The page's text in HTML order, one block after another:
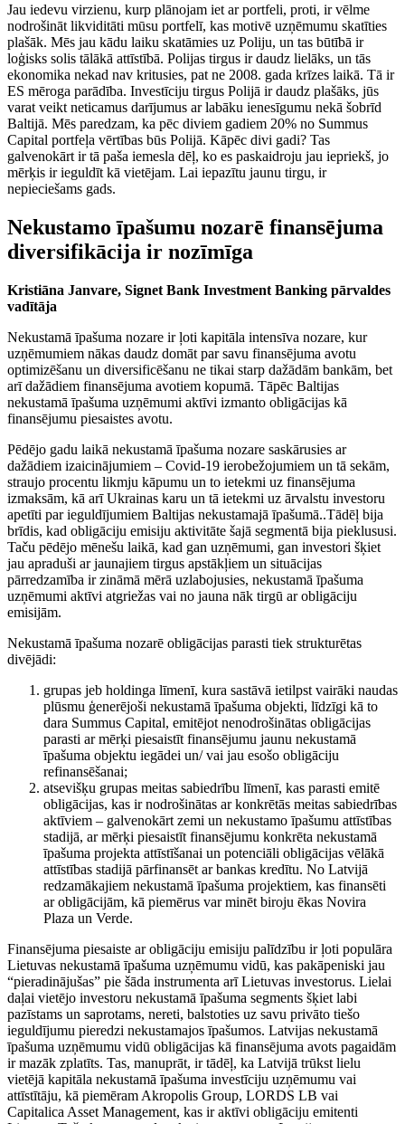
Jau iedevu virzienu, kurp plānojam iet ar portfeli, proti, ir vēlme
nodrošināt likviditāti mūsu portfelī, kas motivē uzņēmumu skatīties
plašāk. Mēs jau kādu laiku skatāmies uz Poliju, un tas būtībā ir
loģisks solis tālākā attīstībā. Polijas tirgus ir daudz lielāks, un tās
ekonomika nekad nav kritusies, pat ne 2008. gada krīzes laikā. Tā ir
ES mēroga parādība. Investīciju tirgus Polijā ir daudz plašāks, jūs
varat veikt neticamus darījumus ar labāku ienesīgumu nekā šobrīd
Baltijā. Mēs paredzam, ka pēc diviem gadiem 20% no Summus
Capital portfeļa vērtības būs Polijā. Kāpēc divi gadi? Tas
galvenokārt ir tā paša iemesla dēļ, ko es paskaidroju jau iepriekš, jo
mērķis ir ieguldīt kā vietējam. Lai iepazītu jaunu tirgu, ir
nepieciešams gads.
Nekustamo īpašumu nozarē finansējuma
diversifikācija ir nozīmīga
Kristiāna Janvare, Signet Bank Investment Banking pārvaldes
vadītāja
Nekustamā īpašuma nozare ir ļoti kapitāla intensīva nozare, kur
uzņēmumiem nākas daudz domāt par savu finansējuma avotu
optimizēšanu un diversificēšanu ne tikai starp dažādām bankām, bet
arī dažādiem finansējuma avotiem kopumā. Tāpēc Baltijas
nekustamā īpašuma uzņēmumi aktīvi izmanto obligācijas kā
finansējumu piesaistes avotu.
Pēdējo gadu laikā nekustamā īpašuma nozare saskārusies ar
dažādiem izaicinājumiem – Covid-19 ierobežojumiem un tā sekām,
straujo procentu likmju kāpumu un to ietekmi uz finansējuma
izmaksām, kā arī Ukrainas karu un tā ietekmi uz ārvalstu investoru
apetīti par ieguldījumiem Baltijas nekustamajā īpašumā..Tādēļ bija
brīdis, kad obligāciju emisiju aktivitāte šajā segmentā bija pieklususi.
Taču pēdējo mēnešu laikā, kad gan uzņēmumi, gan investori šķiet
jau apraduši ar jaunajiem tirgus apstākļiem un situācijas
pārredzamība ir zināmā mērā uzlabojusies, nekustamā īpašuma
uzņēmumi aktīvi atgriežas vai no jauna nāk tirgū ar obligāciju
emisijām.
Nekustamā īpašuma nozarē obligācijas parasti tiek strukturētas
divējādi:
grupas jeb holdinga līmenī, kura sastāvā ietilpst vairāki naudas
plūsmu ģenerējoši nekustamā īpašuma objekti, līdzīgi kā to
dara Summus Capital, emitējot nenodrošinātas obligācijas
parasti ar mērķi piesaistīt finansējumu jaunu nekustamā
īpašuma objektu iegādei un/ vai jau esošo obligāciju
refinansēšanai;
atsevišķu grupas meitas sabiedrību līmenī, kas parasti emitē
obligācijas, kas ir nodrošinātas ar konkrētās meitas sabiedrības
aktīviem – galvenokārt zemi un nekustamo īpašumu attīstības
stadijā, ar mērķi piesaistīt finansējumu konkrēta nekustamā
īpašuma projekta attīstīšanai un potenciāli obligācijas vēlākā
attīstības stadijā pārfinansēt ar bankas kredītu. No Latvijā
redzamākajiem nekustamā īpašuma projektiem, kas finansēti
ar obligācijām, kā piemērus var minēt biroju ēkas Novira
Plaza un Verde.
Finansējuma piesaiste ar obligāciju emisiju palīdzību ir ļoti populāra
Lietuvas nekustamā īpašuma uzņēmumu vidū, kas pakāpeniski jau
“pieradinājušas” pie šāda instrumenta arī Lietuvas investorus. Lielai
daļai vietējo investoru nekustamā īpašuma segments šķiet labi
pazīstams un saprotams, nereti, balstoties uz savu privāto tiešo
ieguldījumu pieredzi nekustamajos īpašumos. Latvijas nekustamā
īpašuma uzņēmumu vidū obligācijas kā finansējuma avots pagaidām
ir mazāk zplatīts. Tas, manuprāt, ir tādēļ, ka Latvijā trūkst lielu
vietējā kapitāla nekustamā īpašuma investīciju uzņēmumu vai
attīstītāju, kā piemēram Akropolis Group, LORDS LB vai
Capitalica Asset Management, kas ir aktīvi obligāciju emitenti